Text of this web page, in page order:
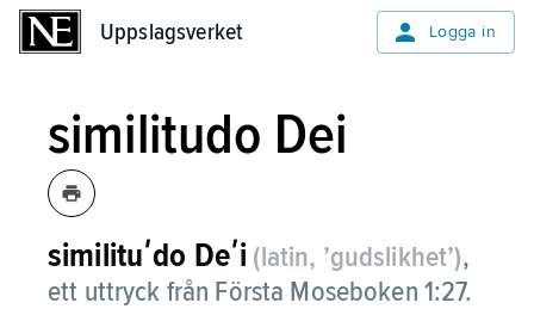
Uppslagsverket Logga in
similitudo Dei
similituʹdo Deʹi (latin, ’gudslikhet’),
ett uttryck från Första Moseboken 1:27.